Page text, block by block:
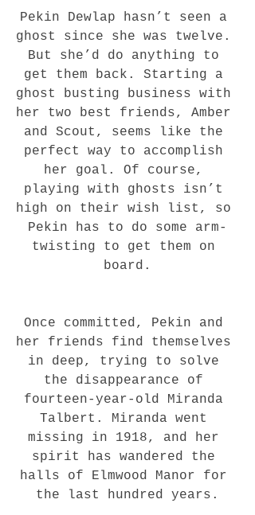
Pekin Dewlap hasn’t seen a
ghost since she was twelve.
But she’d do anything to
get them back. Starting a
ghost busting business with
her two best friends, Amber
and Scout, seems like the
perfect way to accomplish
her goal. Of course,
playing with ghosts isn’t
high on their wish list, so
Pekin has to do some arm-
twisting to get them on
board.
Once committed, Pekin and
her friends find themselves
in deep, trying to solve
the disappearance of
fourteen-year-old Miranda
Talbert. Miranda went
missing in 1918, and her
spirit has wandered the
halls of Elmwood Manor for
the last hundred years.